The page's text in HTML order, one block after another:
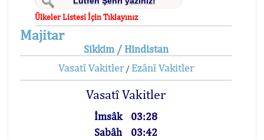
Ülkeler Listesi İçin Tıklayınız
Majitar
Sikkim / Hindistan
Vasatî Vakitler/ Ezânî Vakitler
Vasatî Vakitler
İmsâk
03:28
Sabâh
03:42